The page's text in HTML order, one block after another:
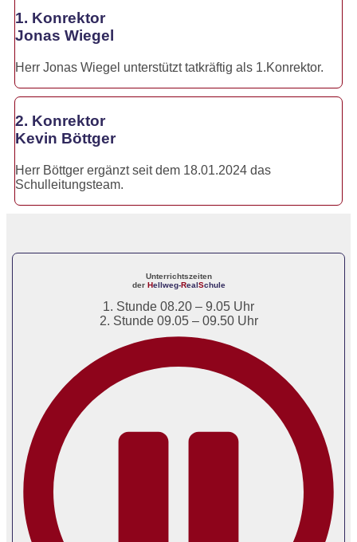
1. Konrektor
Jonas Wiegel
Herr Jonas Wiegel unterstützt tatkräftig als 1.Konrektor.
2. Konrektor
Kevin Böttger
Herr Böttger ergänzt seit dem 18.01.2024 das
Schulleitungsteam.
Unterrichtszeiten
der Hellweg-RealSchule
1. Stunde 08.20 – 9.05 Uhr
2. Stunde 09.05 – 09.50 Uhr